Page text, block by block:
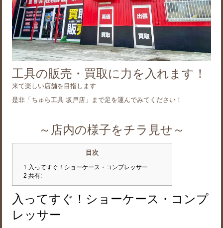
工具の販売・買取に力を入れます！
来て楽しい店舗を目指します
是非「ちゅら工具 坂戸店」まで足を運んでみてください！
～店内の様子をチラ見せ～
目次
1 入ってすぐ！ショーケース・コンプレッサー
2 共有:
入ってすぐ！ショーケース・コンプ
レッサー